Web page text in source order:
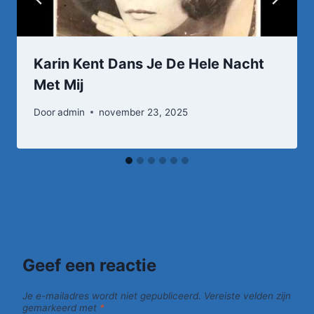
Karin Kent Dans Je De Hele Nacht
Met Mij
Dooradmin november 23, 2025
Geef een reactie
Je e-mailadres wordt niet gepubliceerd. Vereiste velden zijn
gemarkeerd met *